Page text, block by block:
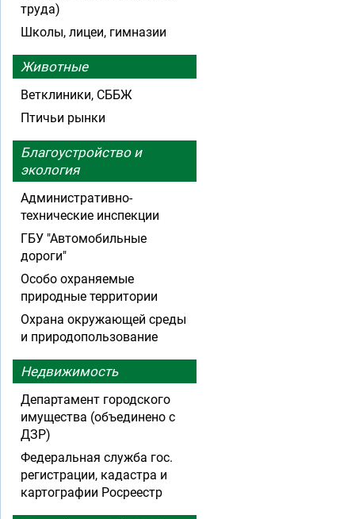
труда)
Школы, лицеи, гимназии
Животные
Ветклиники, СББЖ
Птичьи рынки
Благоустройство и
экология
Административно-
технические инспекции
ГБУ "Автомобильные
дороги"
Особо охраняемые
природные территории
Охрана окружающей среды
и природопользование
Недвижимость
Департамент городского
имущества (объединено с
ДЗР)
Федеральная служба гос.
регистрации, кадастра и
картографии Росреестр